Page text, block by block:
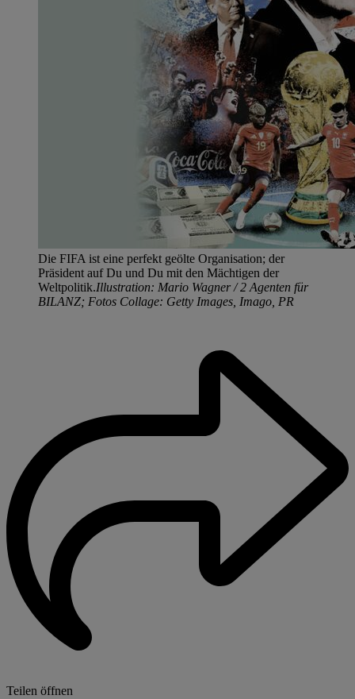
Die FIFA ist eine perfekt geölte Organisation; der
Präsident auf Du und Du mit den Mächtigen der
Weltpolitik.Illustration: Mario Wagner / 2 Agenten für
BILANZ; Fotos Collage: Getty Images, Imago, PR
Teilen öffnen